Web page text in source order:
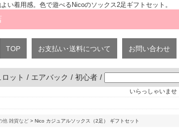
い着用感。色で遊べるNicoのソックス2足ギフトセット。
TOP お支払い･送料について お問い合わせ
ット / エアバック / 初心者 /
いらっしゃいま
他 雑貨など > Nico カジュアルソックス（2足） ギフトセット